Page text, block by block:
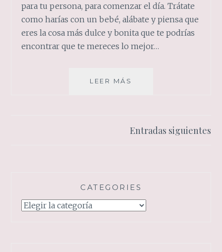
para tu persona, para comenzar el día. Trátate
como harías con un bebé, alábate y piensa que
eres la cosa más dulce y bonita que te podrías
encontrar que te mereces lo mejor…
LEER MÁS
Entradas siguientes
CATEGORIES
Categories